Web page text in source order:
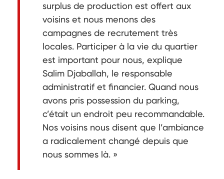
surplus de production est offert aux
voisins et nous menons des
campagnes de recrutement très
locales. Participer à la vie du quartier
est important pour nous, explique
Salim Djaballah, le responsable
administratif et financier. Quand nous
avons pris possession du parking,
c’était un endroit peu recommandable.
Nos voisins nous disent que l’ambiance
a radicalement changé depuis que
nous sommes là. »